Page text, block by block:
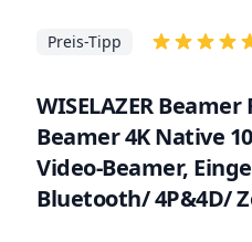
WISELAZER
Beamer 4K Native
Video-Beamer,
Bluetooth/ 4P&4D/
Preis-Tipp